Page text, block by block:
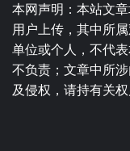
本网声明：本站文
用户上传，其中所
单位或个人，不代
不负责；文章中所
及侵权，请持有关权